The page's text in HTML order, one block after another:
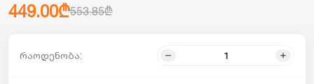
449.00₾553.85₾
რაოდენობა: